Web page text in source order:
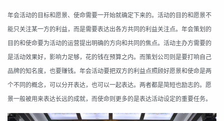
年会活动的目标和愿景、使命需要一开始就确定下来的。活动的目的和愿景不
能只关注某一方的利益，而是需要表达出各方共同的利益关注点。年会策划的
目的和使命要为活动的运营提出明确的方向和共同的焦点。活动主办方需要的
是活动效果好，影响力足够，花的钱在预算之内。而策划公司则是要打响自己
品牌的知名度，也要赚钱。年会活动要把双方的利益点照顾好愿景和使命是两
个不同的概念，可以分开表达，也可以一起表达。两者都是简短也励志的。愿
景一般被用来表达长远的成就，而使命则更多的是表达活动设定的重要任务。